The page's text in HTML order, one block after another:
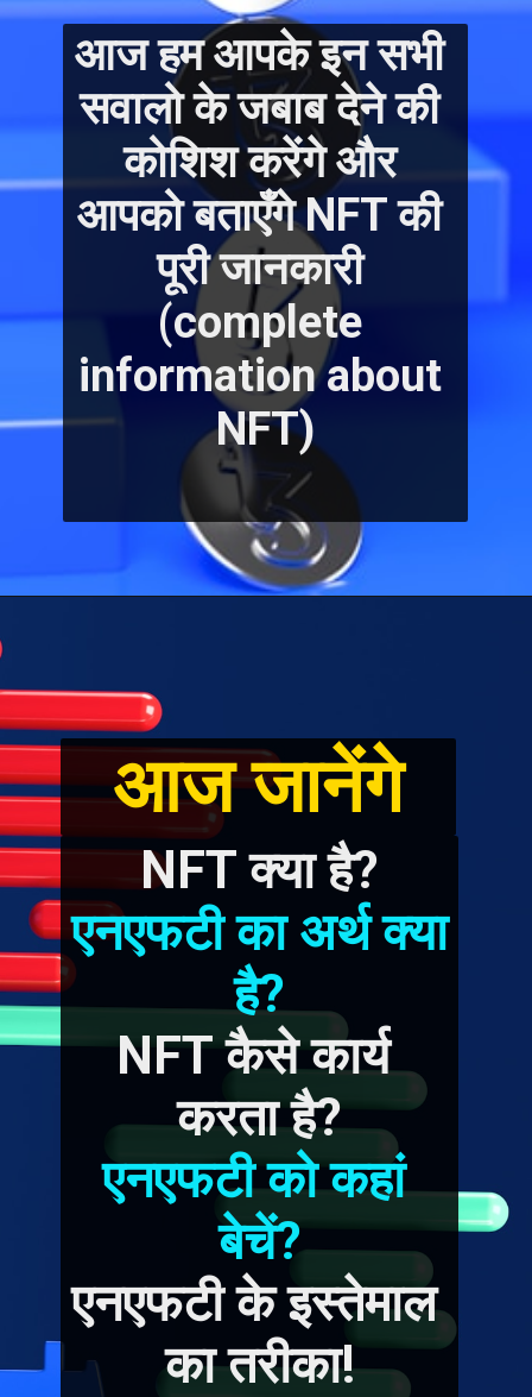
आज हम आपके इन सभी
सवालो के जबाब देने की
कोशिश करेंगे और
आपको बताएँगे NFT की
पूरी जानकारी
(complete
information about
NFT)
आज जानेंगे
NFT क्या है?
एनएफटी का अर्थ क्या
है?
NFT कैसे कार्य
करता है?
एनएफटी को कहां
बेचें?
एनएफटी के इस्तेमाल
का तरीका!